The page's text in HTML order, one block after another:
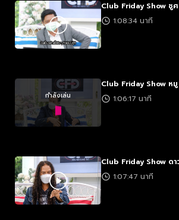
Club Friday Show ชู
1:08:34 นาที
กำลังเล่น
Club Friday Show ห
1:06:17 นาที
Club Friday Show ดา
1:07:47 นาที